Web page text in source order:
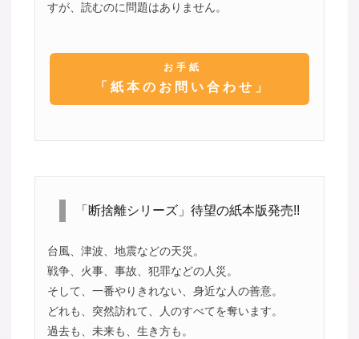
すが、読むのに問題はありません。
お手紙
「紙本のお問い合わせ」
「断捨離シリーズ」待望の紙本版発売!!
台風、津波、地震などの天災。
戦争、火事、事故、犯罪などの人災。
そして、一番やりきれない、身近な人の善意。
どれも、突然訪れて、人のすべてを奪います。
過去も、未来も、生き方も。